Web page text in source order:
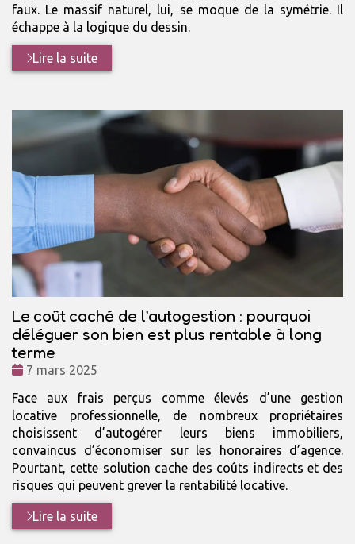
faux. Le massif naturel, lui, se moque de la symétrie. Il
échappe à la logique du dessin.
Lire la suite
Le coût caché de l’autogestion : pourquoi
déléguer son bien est plus rentable à long
terme
Date
7 mars 2025
Face aux frais perçus comme élevés d’une gestion
locative professionnelle, de nombreux propriétaires
choisissent d’autogérer leurs biens immobiliers,
convaincus d’économiser sur les honoraires d’agence.
Pourtant, cette solution cache des coûts indirects et des
risques qui peuvent grever la rentabilité locative.
Lire la suite